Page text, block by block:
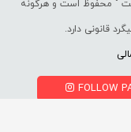
" محفوظ است و هرگونه
قانونی دارد.
FOLLOW